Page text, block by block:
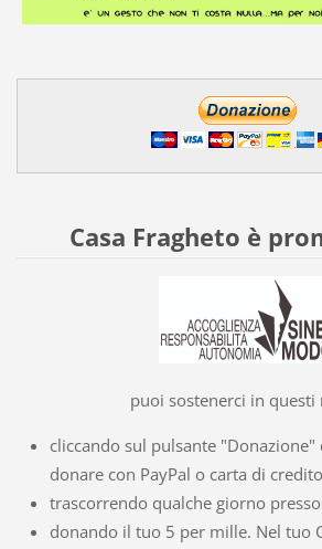
Casa Fragheto è
puoi sostenerci in questi
cliccando sul pulsante
donare con PayPal o carta di credito
trascorrendo qualche giorno presso
donando il tuo 5 per mille. Nel tuo